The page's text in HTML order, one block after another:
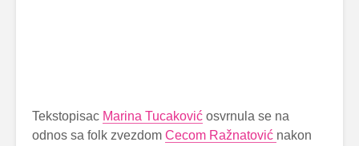
Tekstopisac Marina Tucaković osvrnula se na
odnos sa folk zvezdom Cecom Ražnatović nakon